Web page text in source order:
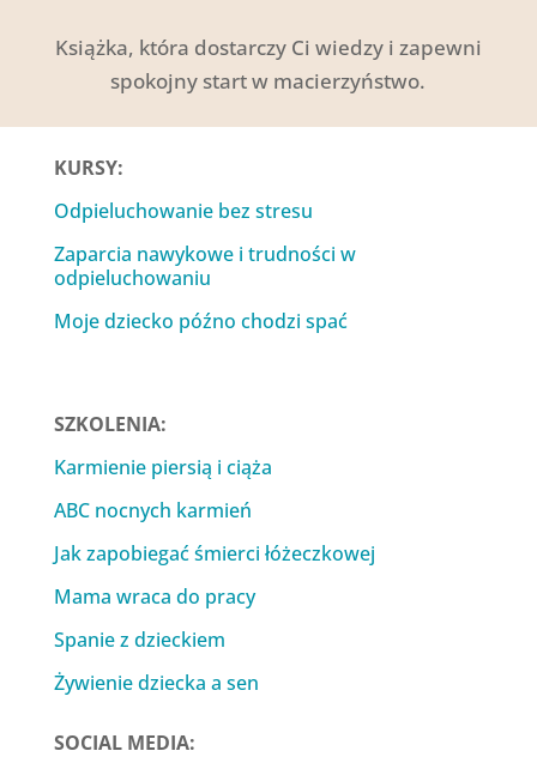
Książka, która dostarczy Ci wiedzy i zapewni
spokojny start w macierzyństwo.
KURSY:
Odpieluchowanie bez stresu
Zaparcia nawykowe i trudności w
odpieluchowaniu
Moje dziecko późno chodzi spać
SZKOLENIA:
Karmienie piersią i ciąża
ABC nocnych karmień
Jak zapobiegać śmierci łóżeczkowej
Mama wraca do pracy
Spanie z dzieckiem
Żywienie dziecka a sen
SOCIAL MEDIA: